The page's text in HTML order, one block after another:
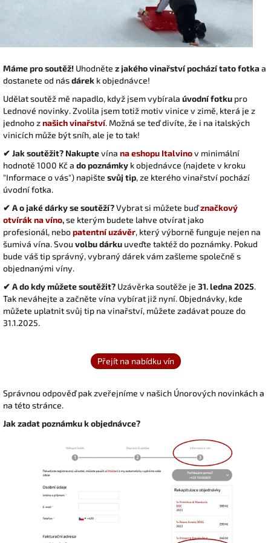
Máme pro soutěž! Uhodněte z jakého vinařství pochází tato fotkaa
dostanete od násdárek k objednávce!
Udělat soutěž mě napadlo, když jsem vybírala úvodní fotku pro
Lednové novinky. Zvolila jsem totiž motiv vinice v zimě, která je z
jednoho znašich vinařství. Možná se teď divíte, že i na italských
vinicích může být sníh, ale je to tak!
✔ Jak soutěžit? Nakuptevína na eshopu Italvinov minimální
hodnotě 1000 Kč a do poznámky k objednávce (najdete v kroku
"Informace o vás") napište svůj tip, ze kterého vinařství pochází
úvodní fotka.
✔ A o jaké dárky se soutěží?Vybrat si můžete buďznačkový
otvírák na víno,se kterým budete lahve otvírat jako
profesionál, nebopatentní uzávěr, který výborně funguje nejen na
šumivá vína. Svou volbu dárku uveďte taktéž do poznámky. Pokud
bude váš tip správný, vybraný dárek vám zašleme společně s
objednanými víny.
✔ A do kdy můžete soutěžit? Uzávěrka soutěže je 31. ledna 2025.
Tak neváhejte a začněte vína vybírat již nyní. Objednávky, kde
můžete uplatnit svůj tip na vinařství, můžete zadávat pouze do
31.1.2025.
Správnou odpověď pak zveřejníme v našich Únorových novinkách a
na této stránce.
Jak zadat poznámku k objednávce?